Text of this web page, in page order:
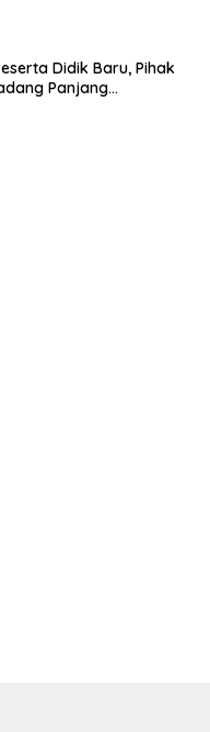
Didik Baru, Pihak
Panjang